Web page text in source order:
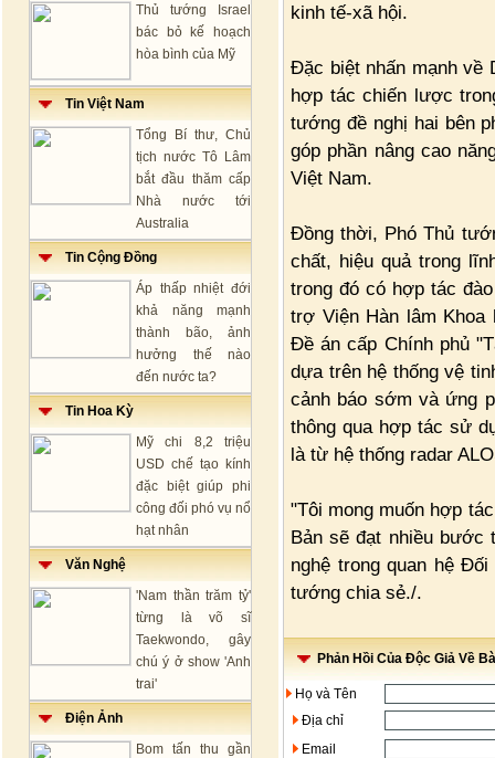
Thủ tướng Israel
bác bỏ kế hoạch
hòa bình của Mỹ
Tin Việt Nam
Tổng Bí thư, Chủ
tịch nước Tô Lâm
bắt đầu thăm cấp
Nhà nước tới
Australia
Tin Cộng Đồng
Áp thấp nhiệt đới
khả năng mạnh
thành bão, ảnh
hưởng thế nào
đến nước ta?
Tin Hoa Kỳ
Mỹ chi 8,2 triệu
USD chế tạo kính
đặc biệt giúp phi
công đối phó vụ nổ
hạt nhân
Văn Nghệ
'Nam thần trăm tỷ'
từng là võ sĩ
Taekwondo, gây
chú ý ở show 'Anh
trai'
Điện Ảnh
Bom tấn thu gần
kinh tế-xã hội.
Đặc biệt nhấn mạnh về
hợp tác chiến lược
tướng đề nghị hai bên
góp phần nâng cao
Việt Nam.
Đồng thời, Phó Thủ
chất, hiệu quả trong
trong đó có hợp tác
trợ Viện Hàn lâm Khoa
Đề án cấp Chính phủ
dựa trên hệ thống vệ
cảnh báo sớm và ứng
thông qua hợp tác sử
là từ hệ thống radar
"Tôi mong muốn hợp
Bản sẽ đạt nhiều bước
nghệ trong quan hệ
tướng chia sẻ./.
Phản Hồi Của Độc Giả Về
Họ và Tên
Địa chỉ
Email